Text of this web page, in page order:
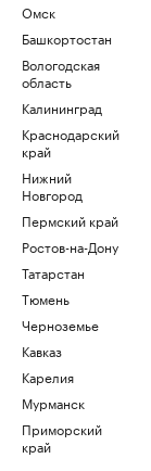
Омск
Башкортостан
Вологодская
область
Калининград
Краснодарский
край
Нижний
Новгород
Пермский край
Ростов-на-Дону
Татарстан
Тюмень
Черноземье
Кавказ
Карелия
Мурманск
Приморский
край